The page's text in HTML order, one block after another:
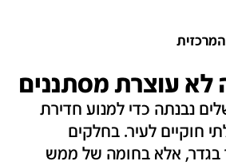
לא עוצרת מסתננים
נבנתה כדי למנוע חדירת
חוקיים לעיר. בחלקים
בגדר, אלא בחומה של ממש